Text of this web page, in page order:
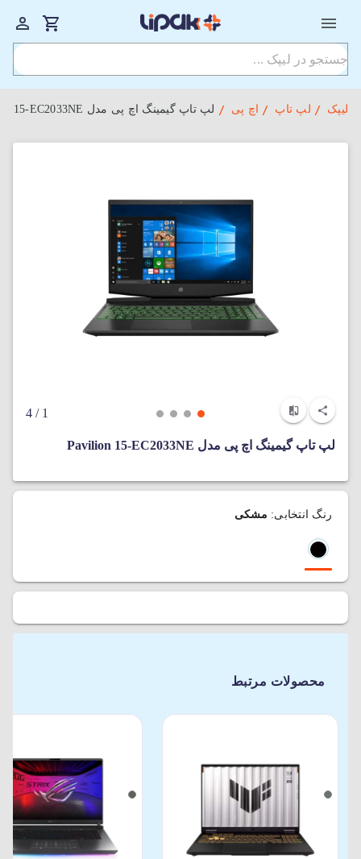
لیپک لپ تاپ اچ پی لپ تاپ گیمینگ اچ پی مدل Pavilion 15-EC2033NE
1
/ 4
لپ تاپ گیمینگ اچ پی مدل Pavilion 15-EC2033NE
رنگ انتخابی: مشکی
محصولات مرتبط